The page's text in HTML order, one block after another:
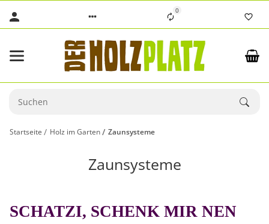
0
Startseite Holz im Garten Zaunsysteme
Zaunsysteme
SCHATZI, SCHENK MIR NEN